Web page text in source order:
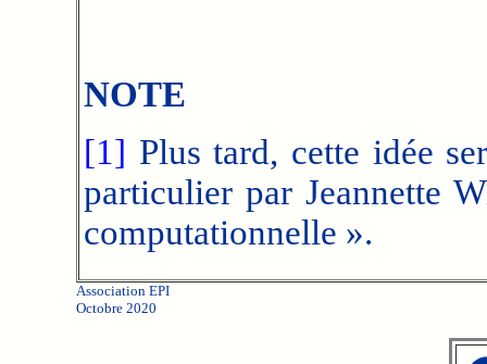
NOTE
[1] Plus tard, cette idée
particulier par Jeannette
computationnelle ».
Association EPI
Octobre 2020